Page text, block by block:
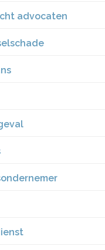
advocaten